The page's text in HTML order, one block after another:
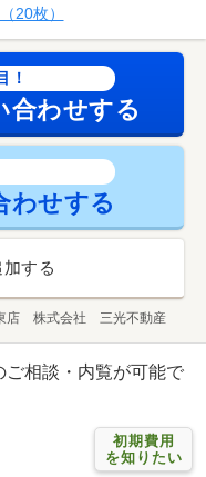
20枚）
！
合わせする
わせする
する
店 株式会社 三光不動産
相談・内覧が可能で
初期費用
を知りたい